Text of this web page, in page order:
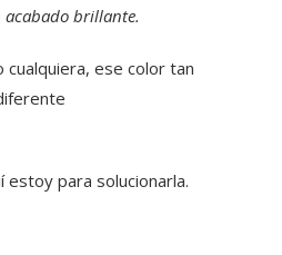
acabado brillante.
cualquiera, ese color tan
estoy para solucionarla.